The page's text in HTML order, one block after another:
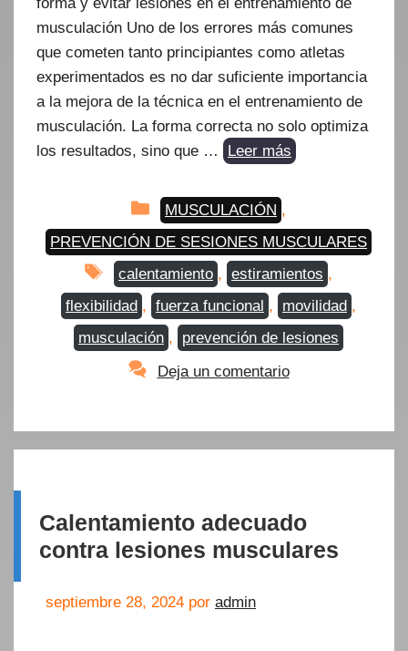
musculación Uno de los errores más comunes
que cometen tanto principiantes como atletas
experimentados es no dar suficiente importancia
a la mejora de la técnica en el entrenamiento de
musculación. La forma correcta no solo optimiza
los resultados, sino que …
Leer más
Categorías
MUSCULACIÓN ,
PREVENCIÓN DE SESIONES MUSCULARES
Etiquetas
calentamiento , estiramientos ,
flexibilidad , fuerza funcional , movilidad ,
musculación ,
prevención de lesiones
Deja un comentario
Calentamiento adecuado
contra lesiones musculares
septiembre 28, 2024 por admin